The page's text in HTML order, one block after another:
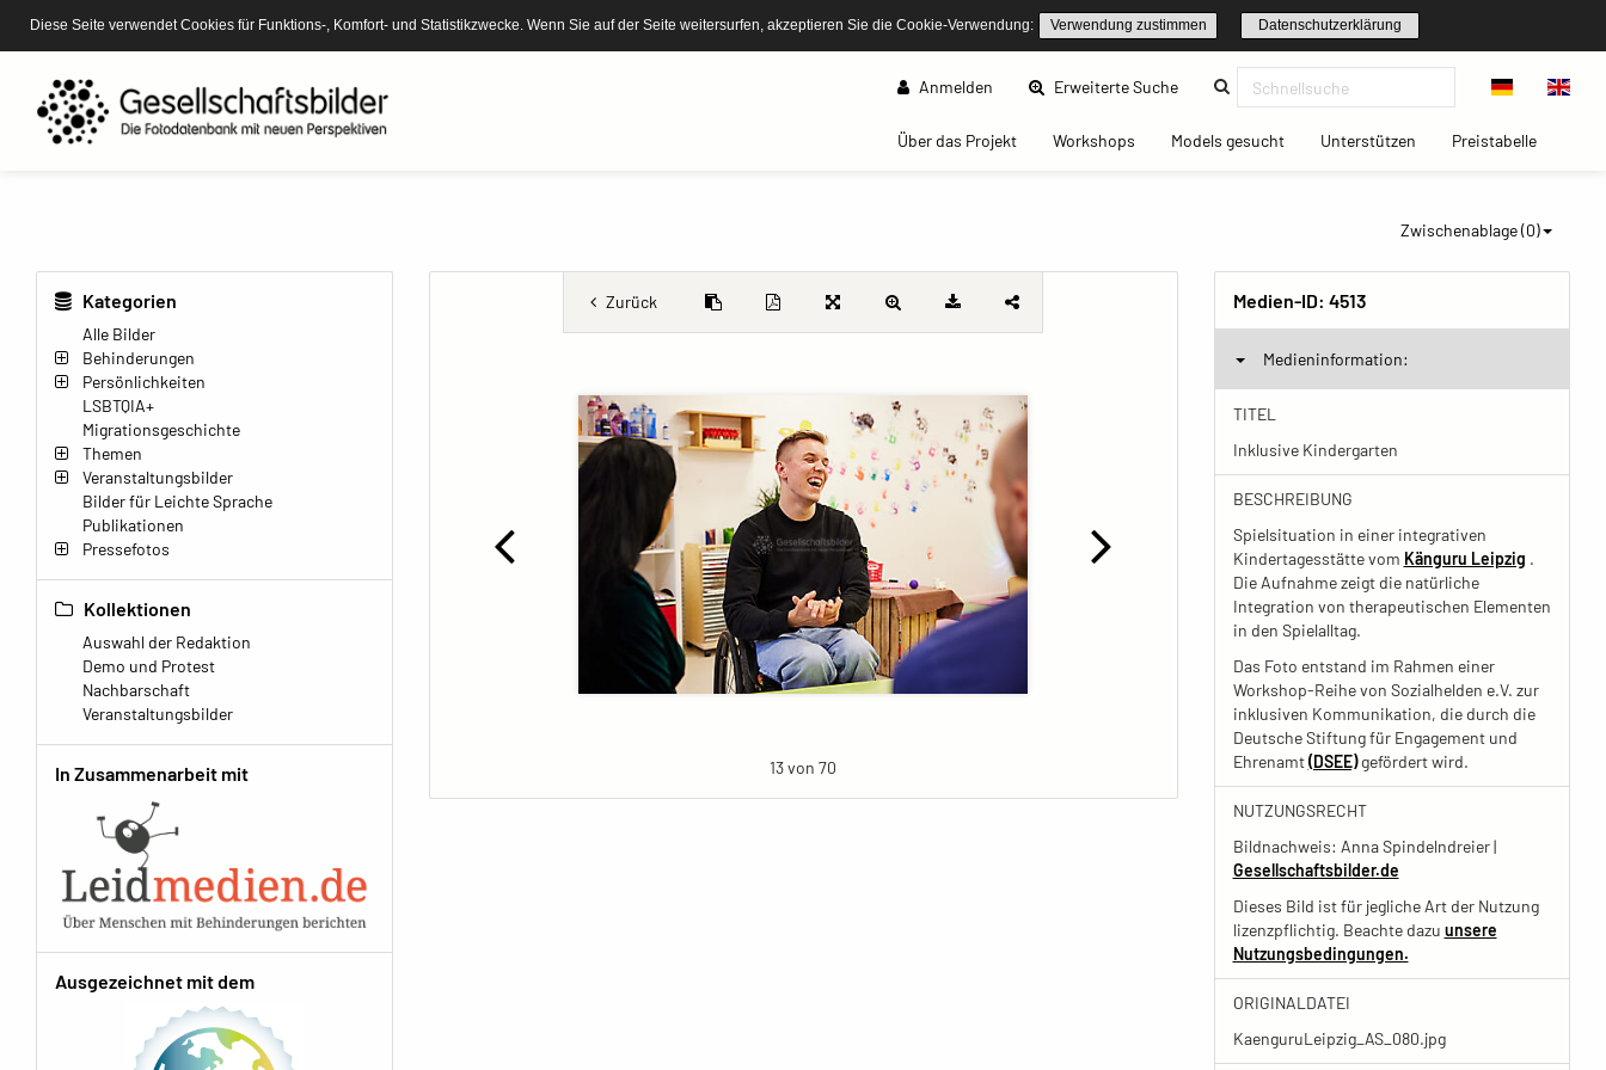
Diese Seite verwendet Cookies für Funktions-, Komfort- und Statistikzwecke. Wenn Sie auf der Seite weitersurfen, akzeptieren Sie die Cookie-Verwendung: Verwendung zustimmen Datenschutzerklärung
Anmelden Erweiterte Suche(current)
Über das Projekt(current)Workshops(current)Models gesucht(current)Unterstützen(current)Preistabelle(current)
Zwischenablage (0)
Kategorien
Alle Bilder
Behinderungen
Persönlichkeiten
LSBTQIA+
Migrationsgeschichte
Themen
Veranstaltungsbilder
Bilder für Leichte Sprache
Publikationen
Pressefotos
Kollektionen
Auswahl der Redaktion
Demo und Protest
Nachbarschaft
Veranstaltungsbilder
In Zusammenarbeit mit
Ausgezeichnet mit dem
Zurück
13 von 70
Medien-ID: 4513
Medieninformation:
TITEL
Inklusive Kindergarten
BESCHREIBUNG
Spielsituation in einer integrativen
Kindertagesstätte vom Känguru Leipzig .
Die Aufnahme zeigt die natürliche
Integration von therapeutischen Elementen
in den Spielalltag.
Das Foto entstand im Rahmen einer
Workshop-Reihe von Sozialhelden e.V. zur
inklusiven Kommunikation, die durch die
Deutsche Stiftung für Engagement und
Ehrenamt(DSEE)gefördert wird.
NUTZUNGSRECHT
Bildnachweis: Anna Spindelndreier |
Gesellschaftsbilder.de
Dieses Bild ist für jegliche Art der Nutzung
lizenzpflichtig. Beachte dazu unsere
Nutzungsbedingungen.
ORIGINALDATEI
KaenguruLeipzig_AS_080.jpg